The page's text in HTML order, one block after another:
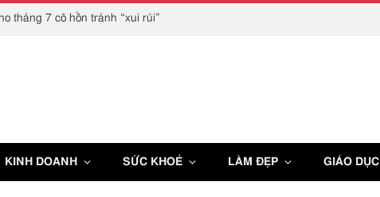
tháng 7 cô hồn tránh “xui rủi”
KINH DOANH SỨC KHOẺ LÀM ĐẸP GIÁO DỤC